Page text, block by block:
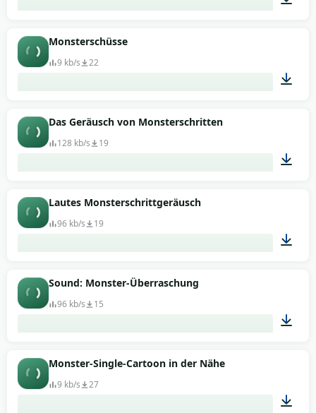
Monsterschüsse
9 kb/s 22
Das Geräusch von Monsterschritten
128 kb/s 19
Lautes Monsterschrittgeräusch
96 kb/s 19
Sound: Monster-Überraschung
96 kb/s 15
Monster-Single-Cartoon in der Nähe
9 kb/s 27